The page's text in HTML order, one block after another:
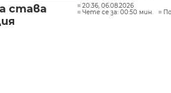
става
20:36, 06.08.2026
Чете се за: 00:50 мин.